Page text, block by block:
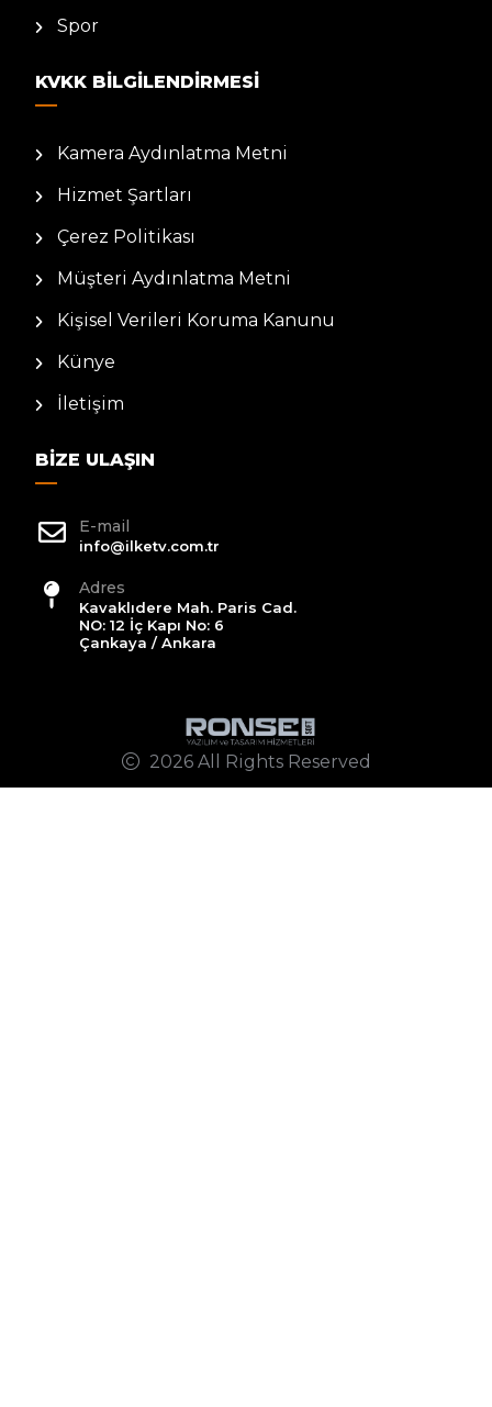
Spor
KVKK BILGILENDIRMESI
Kamera Aydınlatma Metni
Hizmet Şartları
Çerez Politikası
Müşteri Aydınlatma Metni
Kişisel Verileri Koruma Kanunu
Künye
İletişim
BIZE ULAŞIN
E-mail
info@ilketv.com.tr
Adres
Kavaklıdere Mah. Paris Cad.
NO: 12 İç Kapı No: 6
Çankaya / Ankara
2026 All Rights Reserved